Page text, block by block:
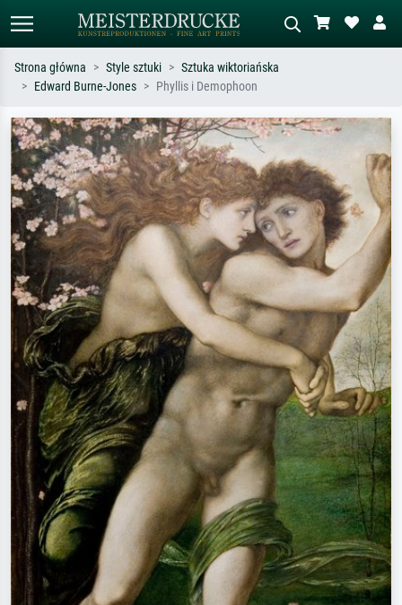
Szukaj wg artysty, tytułu lub stylu – np.
Monet, Gwiaździsta noc,
impresjonizm, fala Hokusaia, akt.
Opisz scenę – np. zielona łąka,
abstrakcja z czerwienią, ciemny olej,
stojący akt obok drzewa.
Strona główna Style sztuki
Sztuka wiktoriańska
Edward Burne-Jones
Phyllis i Demophoon